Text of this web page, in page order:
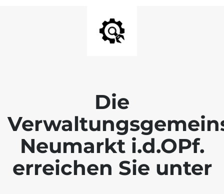
Die
Neumarkt i.d.OPf.
erreichen Sie unter